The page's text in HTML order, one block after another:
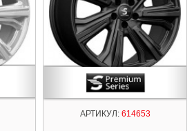
АРТИКУЛ:614653